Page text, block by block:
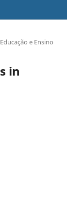
Educação e Ensino
in